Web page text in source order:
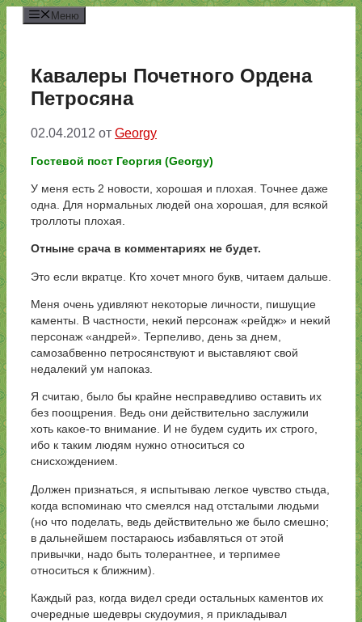
Перейти
к
содержимому
Меню
Кавалеры Почетного Ордена
Петросяна
02.04.2012 от Georgy
Гостевой пост Георгия (Georgy)
У меня есть 2 новости, хорошая и плохая. Точнее даже
одна. Для нормальных людей она хорошая, для всякой
троллоты плохая.
Отныне срача в комментариях не будет.
Это если вкратце. Кто хочет много букв, читаем дальше.
Меня очень удивляют некоторые личности, пишущие
каменты. В частности, некий персонаж «рейдж» и некий
персонаж «андрей». Терпеливо, день за днем,
самозабвенно петросянствуют и выставляют свой
недалекий ум напоказ.
Я считаю, было бы крайне несправедливо оставить их
без поощрения. Ведь они действительно заслужили
хоть какое-то внимание. И не будем судить их строго,
ибо к таким людям нужно относиться со
снисхождением.
Должен признаться, я испытываю легкое чувство стыда,
когда вспоминаю что смеялся над отсталыми людьми
(но что поделать, ведь действительно же было смешно;
в дальнейшем постараюсь избавляться от этой
привычки, надо быть толерантнее, и терпимее
относиться к ближним).
Каждый раз, когда видел среди остальных каментов их
очередные шедевры скудоумия, я прикладывал